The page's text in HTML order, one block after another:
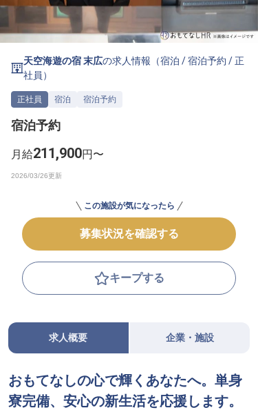
よくある質問
ホテル・宿泊業界情報コラム
無料 転職サポートに申し込む
天空海遊の宿 末広の求人情報（宿泊 /宿泊予約 /正
社員 ）
正社員 宿泊 宿泊予約
宿泊予約
月給211,900円〜
この施設が気になったら
募集状況を確認する
キープする
求人概要 企業・施設
おもてなしの心で輝くあなたへ。単身
寮完備、安心の新生活を応援します。